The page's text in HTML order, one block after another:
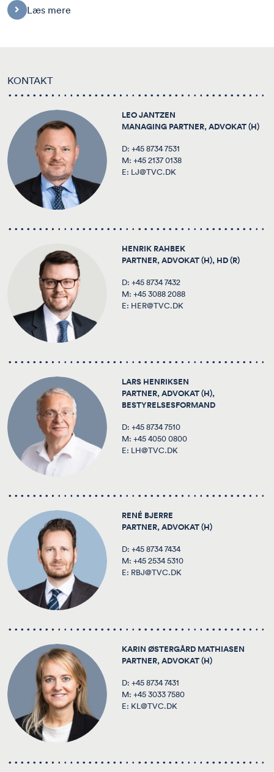
Læs mere
KONTAKT
LEO JANTZEN
MANAGING PARTNER, ADVOKAT (H)
D: +45 8734 7531
M: +45 2137 0138
E: LJ@TVC.DK
HENRIK RAHBEK
PARTNER, ADVOKAT (H), HD (R)
D: +45 8734 7432
M: +45 3088 2088
E: HER@TVC.DK
LARS HENRIKSEN
PARTNER, ADVOKAT (H),
BESTYRELSESFORMAND
D: +45 8734 7510
M: +45 4050 0800
E: LH@TVC.DK
RENÉ BJERRE
PARTNER, ADVOKAT (H)
D: +45 8734 7434
M: +45 2534 5310
E: RBJ@TVC.DK
KARIN ØSTERGÅRD MATHIASEN
PARTNER, ADVOKAT (H)
D: +45 8734 7431
M: +45 3033 7580
E: KL@TVC.DK